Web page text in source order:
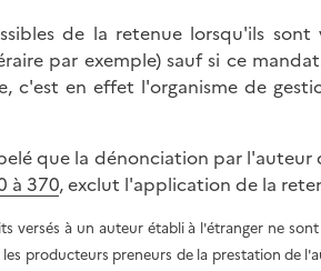
de la retenue lorsqu'ils
par exemple) sauf si ce
c'est en effet l'organisme de
que la dénonciation par
à 370, exclut l'application de la
versés à un auteur établi à l'étranger ne
producteurs preneurs de la prestation de